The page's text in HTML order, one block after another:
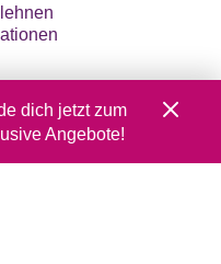
dich jetzt zum
Angebote!